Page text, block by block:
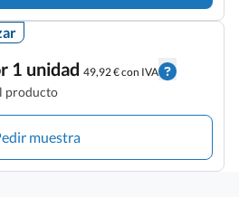
1 unidad 49,92 € con IVA
producto
muestra